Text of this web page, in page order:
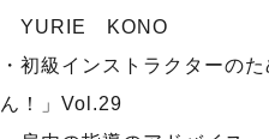
YURIE KONO
・初級インストラクターの
ん！」Vol.29